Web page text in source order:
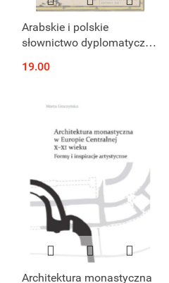
Arabskie i polskie
słownictwo dyplomatyczne
19.00
Architektura monastyczna